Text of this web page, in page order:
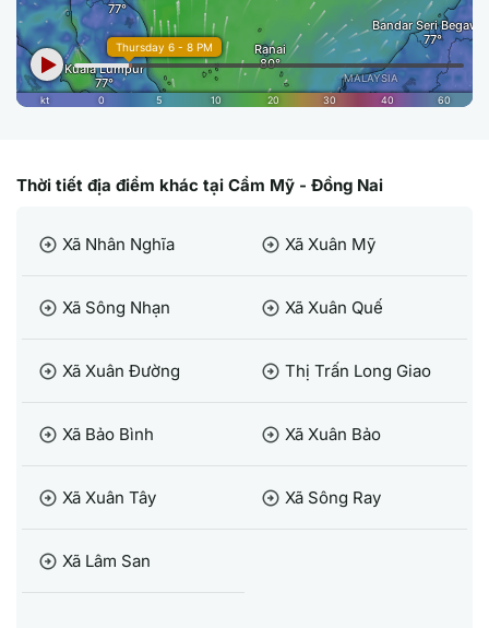
Thời tiết địa điểm khác tại Cẩm Mỹ - Đồng Nai
arrow_circle_right Xã Nhân Nghĩa arrow_circle_right Xã Xuân Mỹ
arrow_circle_right Xã Sông Nhạn arrow_circle_right Xã Xuân Quế
arrow_circle_right Xã Xuân Đường arrow_circle_right Thị Trấn Long Giao
arrow_circle_right Xã Bảo Bình arrow_circle_right Xã Xuân Bảo
arrow_circle_right Xã Xuân Tây arrow_circle_right Xã Sông Ray
arrow_circle_right Xã Lâm San